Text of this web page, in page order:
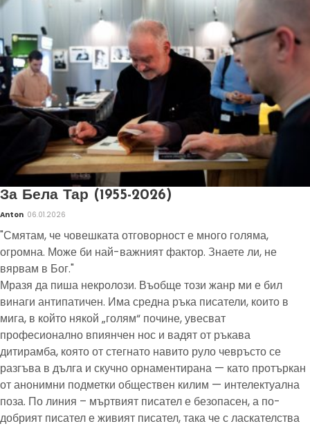
За Бела Тар (1955-2026)
Anton 06.01.2026
"Смятам, че човешката отговорност е много голяма,
огромна. Може би най-важният фактор. Знаете ли, не
вярвам в Бог."
Мразя да пиша некролози. Въобще този жанр ми е бил
винаги антипатичен. Има средна ръка писатели, които в
мига, в който някой „голям“ почине, увесват
професионално впиянчен нос и вадят от ръкава
дитирамба, която от стегнато навито руло чевръсто се
разгъва в дълга и скучно орнаментирана — като протъркан
от анонимни подметки обществен килим — интелектуална
поза. По линия – мъртвият писател е безопасен, а по-
добрият писател е живият писател, така че с ласкателства